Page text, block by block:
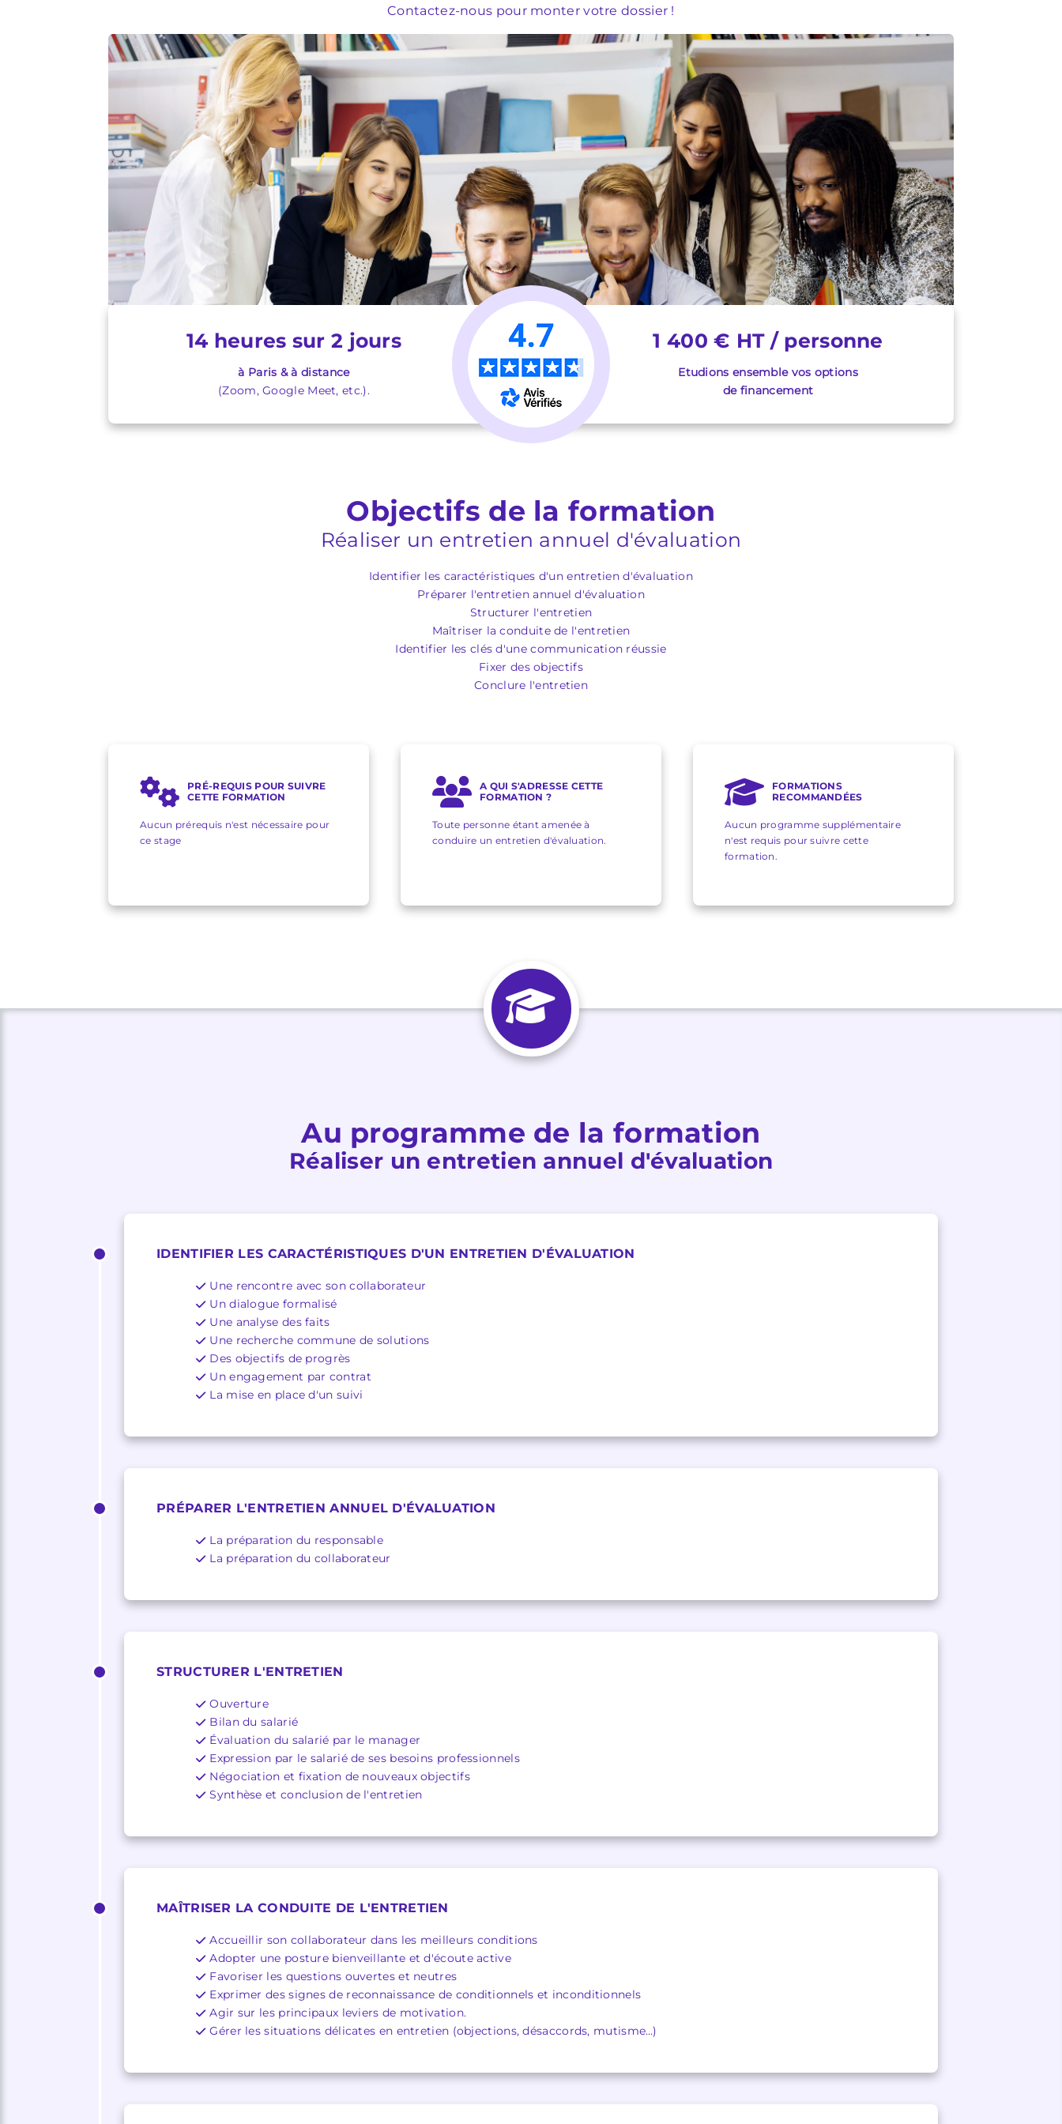
Contactez-nous pour monter votre dossier !
14 heures sur 2 jours
à Paris & à distance
(Zoom, Google Meet, etc.).
1 400 € HT / personne
Etudions ensemble vos options
de financement
Objectifs de la formation
Réaliser un entretien annuel d'évaluation
Identifier les caractéristiques d'un entretien d'évaluation
Préparer l'entretien annuel d'évaluation
Structurer l'entretien
Maîtriser la conduite de l'entretien
Identifier les clés d'une communication réussie
Fixer des objectifs
Conclure l'entretien
PRÉ-REQUIS POUR SUIVRE
CETTE FORMATION
Aucun prérequis n'est nécessaire pour
ce stage
A QUI S'ADRESSE CETTE
FORMATION ?
Toute personne étant amenée à
conduire un entretien d'évaluation.
FORMATIONS
RECOMMANDÉES
Aucun programme supplémentaire
n'est requis pour suivre cette
formation.
Au programme de la formation
Réaliser un entretien annuel d'évaluation
IDENTIFIER LES CARACTÉRISTIQUES D'UN ENTRETIEN D'ÉVALUATION
Une rencontre avec son collaborateur
Un dialogue formalisé
Une analyse des faits
Une recherche commune de solutions
Des objectifs de progrès
Un engagement par contrat
La mise en place d'un suivi
PRÉPARER L'ENTRETIEN ANNUEL D'ÉVALUATION
La préparation du responsable
La préparation du collaborateur
STRUCTURER L'ENTRETIEN
Ouverture
Bilan du salarié
Évaluation du salarié par le manager
Expression par le salarié de ses besoins professionnels
Négociation et fixation de nouveaux objectifs
Synthèse et conclusion de l'entretien
MAÎTRISER LA CONDUITE DE L'ENTRETIEN
Accueillir son collaborateur dans les meilleurs conditions
Adopter une posture bienveillante et d'écoute active
Favoriser les questions ouvertes et neutres
Exprimer des signes de reconnaissance de conditionnels et inconditionnels
Agir sur les principaux leviers de motivation.
Gérer les situations délicates en entretien (objections, désaccords, mutisme…)